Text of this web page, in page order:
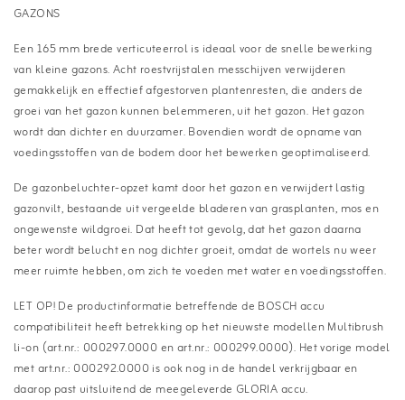
GAZONS
Een 165 mm brede verticuteerrol is ideaal voor de snelle bewerking
van kleine gazons. Acht roestvrijstalen messchijven verwijderen
gemakkelijk en effectief afgestorven plantenresten, die anders de
groei van het gazon kunnen belemmeren, uit het gazon. Het gazon
wordt dan dichter en duurzamer. Bovendien wordt de opname van
voedingsstoffen van de bodem door het bewerken geoptimaliseerd.
De gazonbeluchter-opzet kamt door het gazon en verwijdert lastig
gazonvilt, bestaande uit vergeelde bladeren van grasplanten, mos en
ongewenste wildgroei. Dat heeft tot gevolg, dat het gazon daarna
beter wordt belucht en nog dichter groeit, omdat de wortels nu weer
meer ruimte hebben, om zich te voeden met water en voedingsstoffen.
LET OP! De productinformatie betreffende de BOSCH accu
compatibiliteit heeft betrekking op het nieuwste modellen Multibrush
li-on (art.nr.: 000297.0000 en art.nr.: 000299.0000). Het vorige model
met art.nr.: 000292.0000 is ook nog in de handel verkrijgbaar en
daarop past uitsluitend de meegeleverde GLORIA accu.